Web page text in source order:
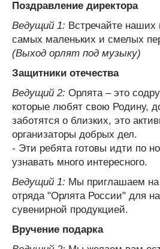
Поздравление директора
Ведущий 1: Встречайте
самых маленьких и смелых
(Выход орлят под музыку)
Защитники отечества
Ведущий 2: Орлята – это
которые любят свою Родину,
заботятся о близких, это
организаторы добрых дел.
- Эти ребята готовы идти по
узнавать много интересного.
Ведущий 1: Мы приглашаем на
отряда "Орлята России" для
сувенирной продукцией.
Вручение подарка